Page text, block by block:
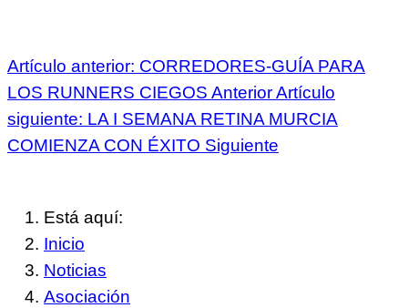
Artículo anterior: CORREDORES-GUÍA PARA
LOS RUNNERS CIEGOS AnteriorArtículo
siguiente: LA I SEMANA RETINA MURCIA
COMIENZA CON ÉXITO Siguiente
Está aquí:
Inicio
Noticias
Asociación